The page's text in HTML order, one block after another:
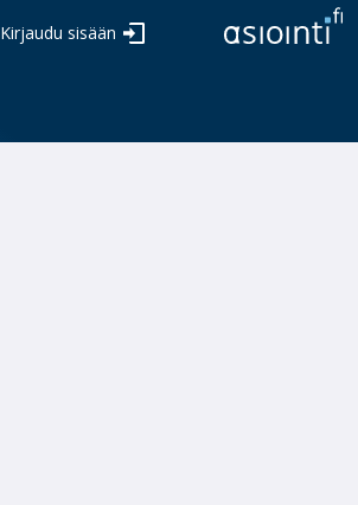
Kirjaudu sisään